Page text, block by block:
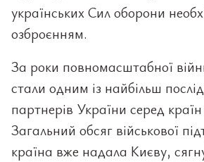
українських Сил оборони
озброєнням.
За роки повномасштабної
стали одним із найбільш
партнерів України серед
Загальний обсяг військової
країна вже надала Києву,